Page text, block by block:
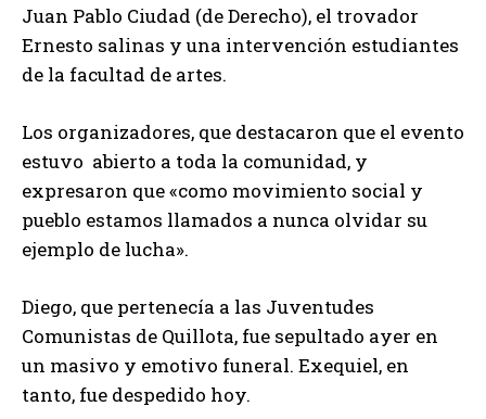
Juan Pablo Ciudad (de Derecho), el trovador
Ernesto salinas y una intervención estudiantes
de la facultad de artes.
Los organizadores, que destacaron que el evento
estuvo abierto a toda la comunidad, y
expresaron que «como movimiento social y
pueblo estamos llamados a nunca olvidar su
ejemplo de lucha».
Diego, que pertenecía a las Juventudes
Comunistas de Quillota, fue sepultado ayer en
un masivo y emotivo funeral. Exequiel, en
tanto, fue despedido hoy.